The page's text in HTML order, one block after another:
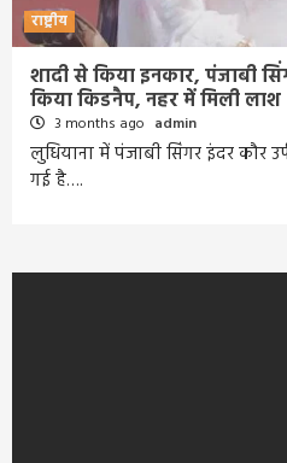
राष्ट्रीय
शादी से किया इनकार, पंजाबी
किया किडनैप, नहर में म‍िली लाश
3 months ago admin
लुधियाना में पंजाबी सिंगर इंदर कौर
गई है….